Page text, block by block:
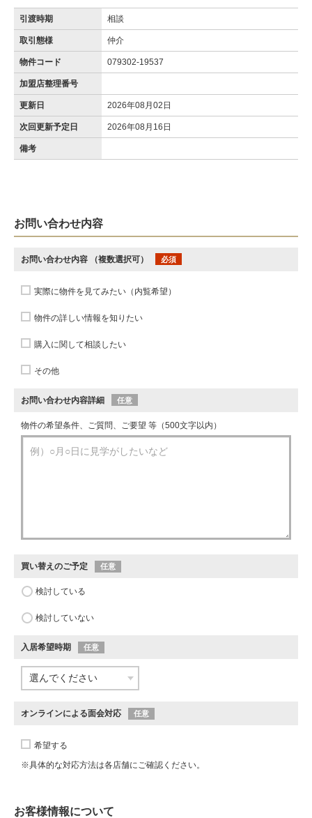
引渡時期 相談
取引態様 仲介
物件コード 079302-19537
加盟店整理番号
更新日 2026年08月02日
次回更新予定日 2026年08月16日
備考
お問い合わせ内容
お問い合わせ内容 （複数選択可） 必須
実際に物件を見てみたい（内覧希望）
物件の詳しい情報を知りたい
購入に関して相談したい
その他
お問い合わせ内容詳細 任意
物件の希望条件、ご質問、ご要望 等（500文字以内）
買い替えのご予定 任意
検討している
検討していない
入居希望時期 任意
オンラインによる面会対応 任意
希望する
※具体的な対応方法は各店舗にご確認ください。
お客様情報について